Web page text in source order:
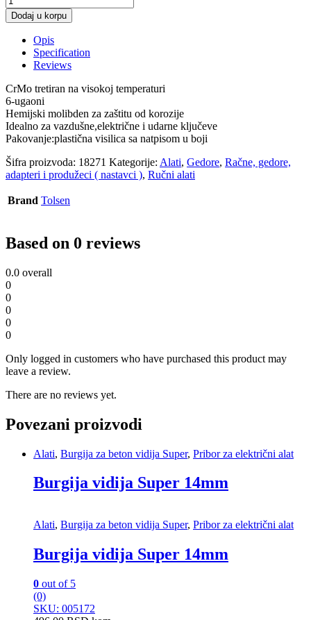
Dodaj u korpu
Opis
Specification
Reviews
CrMo tretiran na visokoj temperaturi
6-ugaoni
Hemijski molibden za zaštitu od korozije
Idealno za vazdušne,električne i udarne ključeve
Pakovanje:plastična visilica sa natpisom u boji
Šifra proizvoda: 18271 Kategorije: Alati, Gedore, Račne, gedore,
adapteri i produžeci ( nastavci ), Ručni alati
Brand Tolsen
Based on 0 reviews
0.0 overall
0
0
0
0
0
Only logged in customers who have purchased this product may
leave a review.
There are no reviews yet.
Povezani proizvodi
Alati, Burgija za beton vidija Super, Pribor za električni alat
Burgija vidija Super 14mm
Alati, Burgija za beton vidija Super, Pribor za električni alat
Burgija vidija Super 14mm
0 out of 5
(0)
SKU: 005172